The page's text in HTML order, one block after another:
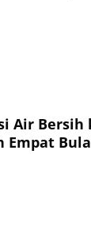
Air Bersih
Empat